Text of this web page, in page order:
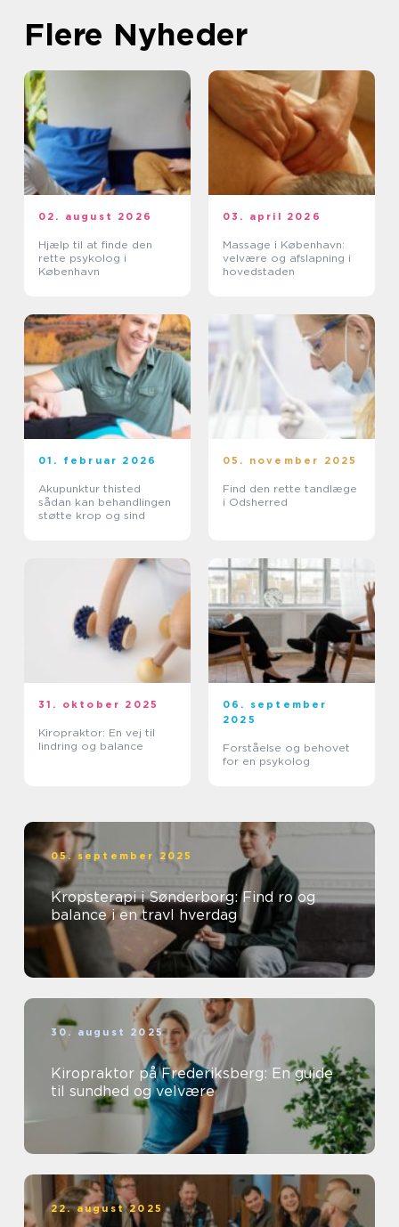
Flere Nyheder
02. august 2026
Hjælp til at finde den
rette psykolog i
København
03. april 2026
Massage i København:
velvære og afslapning i
hovedstaden
01. februar 2026
Akupunktur thisted
sådan kan behandlingen
støtte krop og sind
05. november 2025
Find den rette tandlæge
i Odsherred
31. oktober 2025
Kiropraktor: En vej til
lindring og balance
06. september
2025
Forståelse og behovet
for en psykolog
05. september 2025
Kropsterapi i Sønderborg: Find ro og
balance i en travl hverdag
30. august 2025
Kiropraktor på Frederiksberg: En guide
til sundhed og velvære
22. august 2025